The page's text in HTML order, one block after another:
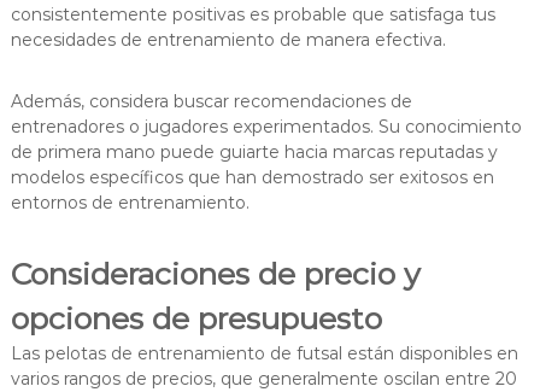
consistentemente positivas es probable que satisfaga tus
necesidades de entrenamiento de manera efectiva.
Además, considera buscar recomendaciones de
entrenadores o jugadores experimentados. Su conocimiento
de primera mano puede guiarte hacia marcas reputadas y
modelos específicos que han demostrado ser exitosos en
entornos de entrenamiento.
Consideraciones de precio y
opciones de presupuesto
Las pelotas de entrenamiento de futsal están disponibles en
varios rangos de precios, que generalmente oscilan entre 20